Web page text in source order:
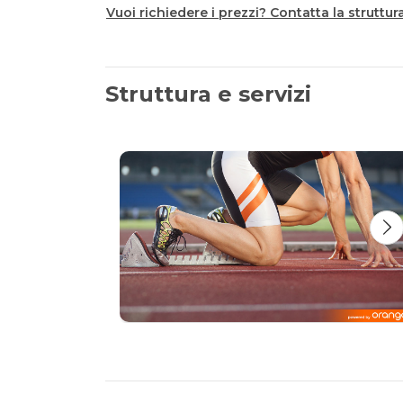
Vuoi richiedere i prezzi? Contatta la
Struttura e servizi